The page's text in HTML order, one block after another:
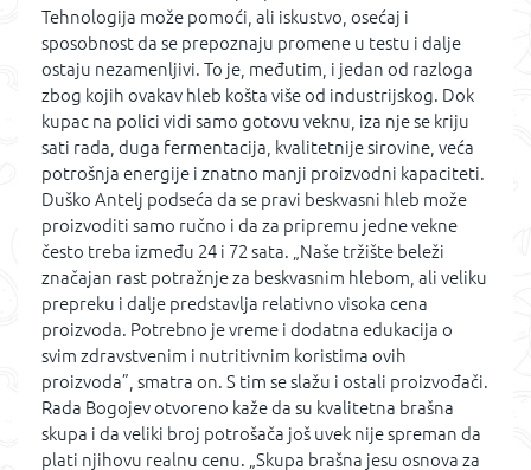
Tehnologija može pomoći, ali iskustvo, osećaj i
sposobnost da se prepoznaju promene u testu i dalje
ostaju nezamenljivi. To je, međutim, i jedan od razloga
zbog kojih ovakav hleb košta više od industrijskog. Dok
kupac na polici vidi samo gotovu veknu, iza nje se kriju
sati rada, duga fermentacija, kvalitetnije sirovine, veća
potrošnja energije i znatno manji proizvodni kapaciteti.
Duško Antelj podseća da se pravi beskvasni hleb može
proizvoditi samo ručno i da za pripremu jedne vekne
često treba između 24 i 72 sata. „Naše tržište beleži
značajan rast potražnje za beskvasnim hlebom, ali veliku
prepreku i dalje predstavlja relativno visoka cena
proizvoda. Potrebno je vreme i dodatna edukacija o
svim zdravstvenim i nutritivnim koristima ovih
proizvoda”, smatra on. S tim se slažu i ostali proizvođači.
Rada Bogojev otvoreno kaže da su kvalitetna brašna
skupa i da veliki broj potrošača još uvek nije spreman da
plati njihovu realnu cenu. „Skupa brašna jesu osnova za